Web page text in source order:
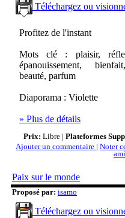
Téléchargez ou
Profitez de l'instant
Mots clé : plaisir,
épanouissement,
beauté, parfum
Diaporama : Violette
» Plus de détails
Prix: Libre | Plateformes
Ajouter un commentaire | Noter
Paix sur le monde
Proposé par: isamo
Téléchargez ou